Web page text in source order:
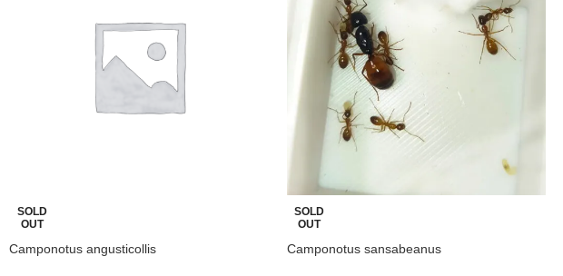
SOLD
OUT
Camponotus angusticollis
SOLD
OUT
Camponotus sansabeanus